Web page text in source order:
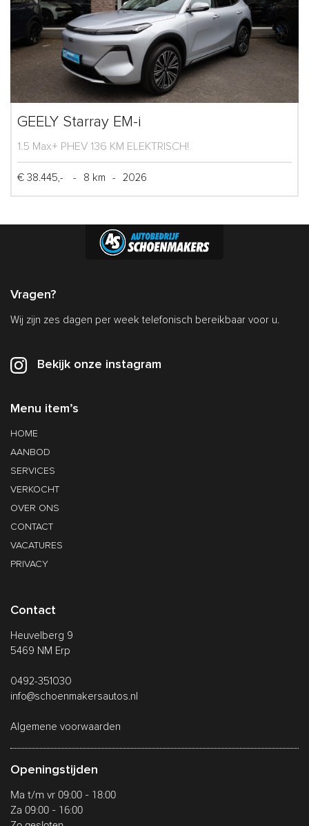
GEELY Starray EM-i
1.5 Max+ PHEV 136 KM ELEKTRISCH!
€ 38.445,- - 8 km - 2026
Vragen?
Wij zijn zes dagen per week telefonisch bereikbaar voor u.
Bekijk onze instagram
Menu item’s
HOME
AANBOD
SERVICES
VERKOCHT
OVER ONS
CONTACT
VACATURES
PRIVACY
Contact
Heuvelberg 9
5469 NM Erp
0492-351030
info@schoenmakersautos.nl
Algemene voorwaarden
Openingstijden
Ma t/m vr 09:00 - 18:00
Za 09:00 - 16:00